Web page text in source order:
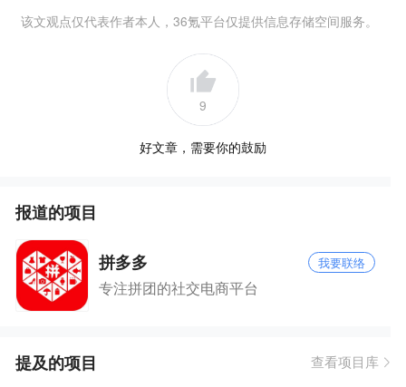
该文观点仅代表作者本人，36氪平台仅提供信息存储空间服务。
9
好文章，需要你的鼓励
报道的项目
拼多多 我要联络
专注拼团的社交电商平台
提及的项目 查看项目库